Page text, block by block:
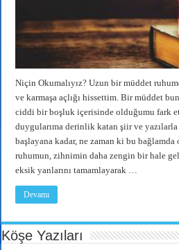
Niçin Okumalıyız? Uzun bir müddet
ve karmaşa açlığı hissettim. Bir müddet
ciddi bir boşluk içerisinde olduğumu fark
duygularıma derinlik katan şiir ve yazılarla
başlayana kadar, ne zaman ki bu
ruhumun, zihnimin daha zengin bir hale
eksik yanlarını tamamlayarak …
Devamı
Köşe Yazıları